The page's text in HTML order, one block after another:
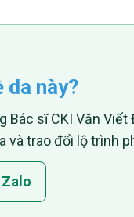
da này?
sĩ CKI Văn Viết
và trao đổi lộ trình